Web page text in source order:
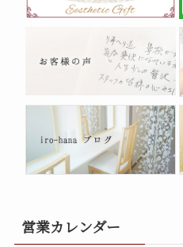
営業カレンダー